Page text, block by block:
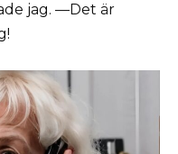
jag. —Det är